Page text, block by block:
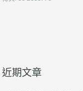
近期文章